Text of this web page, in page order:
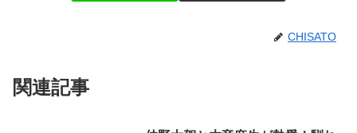
CHISATO
関連記事